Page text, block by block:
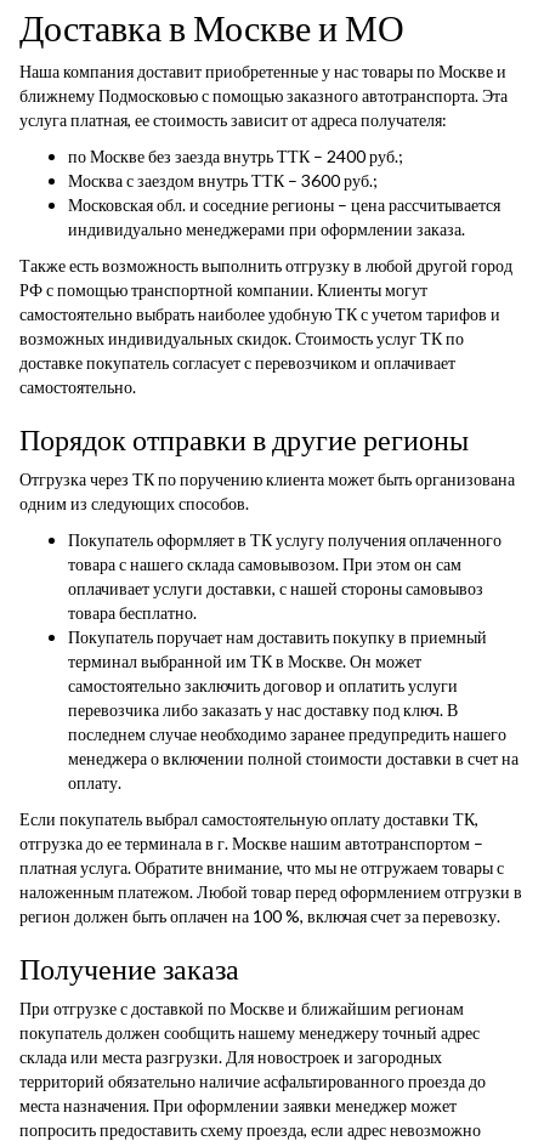
Доставка в Москве и МО
Наша компания доставит приобретенные у нас товары по Москве и
ближнему Подмосковью с помощью заказного автотранспорта. Эта
услуга платная, ее стоимость зависит от адреса получателя:
по Москве без заезда внутрь ТТК – 2400 руб.;
Москва с заездом внутрь ТТК – 3600 руб.;
Московская обл. и соседние регионы – цена рассчитывается
индивидуально менеджерами при оформлении заказа.
Также есть возможность выполнить отгрузку в любой другой город
РФ с помощью транспортной компании. Клиенты могут
самостоятельно выбрать наиболее удобную ТК с учетом тарифов и
возможных индивидуальных скидок. Стоимость услуг ТК по
доставке покупатель согласует с перевозчиком и оплачивает
самостоятельно.
Порядок отправки в другие регионы
Отгрузка через ТК по поручению клиента может быть организована
одним из следующих способов.
Покупатель оформляет в ТК услугу получения оплаченного
товара с нашего склада самовывозом. При этом он сам
оплачивает услуги доставки, с нашей стороны самовывоз
товара бесплатно.
Покупатель поручает нам доставить покупку в приемный
терминал выбранной им ТК в Москве. Он может
самостоятельно заключить договор и оплатить услуги
перевозчика либо заказать у нас доставку под ключ. В
последнем случае необходимо заранее предупредить нашего
менеджера о включении полной стоимости доставки в счет на
оплату.
Если покупатель выбрал самостоятельную оплату доставки ТК,
отгрузка до ее терминала в г. Москве нашим автотранспортом –
платная услуга. Обратите внимание, что мы не отгружаем товары с
наложенным платежом. Любой товар перед оформлением отгрузки в
регион должен быть оплачен на 100 %, включая счет за перевозку.
Получение заказа
При отгрузке с доставкой по Москве и ближайшим регионам
покупатель должен сообщить нашему менеджеру точный адрес
склада или места разгрузки. Для новостроек и загородных
территорий обязательно наличие асфальтированного проезда до
места назначения. При оформлении заявки менеджер может
попросить предоставить схему проезда, если адрес невозможно